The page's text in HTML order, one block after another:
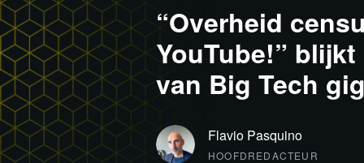
“Overheid
YouTube!”
van Big Tech
Flavio Pasquino
HOOFDREDACTEUR